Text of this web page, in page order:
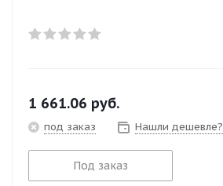
1 661.06 руб.
под заказ Нашли дешевле?
Под заказ